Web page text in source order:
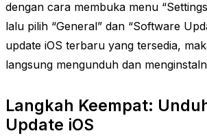
dengan cara membuka menu
lalu pilih “General” dan “Software
update iOS terbaru yang tersedia,
langsung mengunduh dan
Langkah Keempat:
Update iOS